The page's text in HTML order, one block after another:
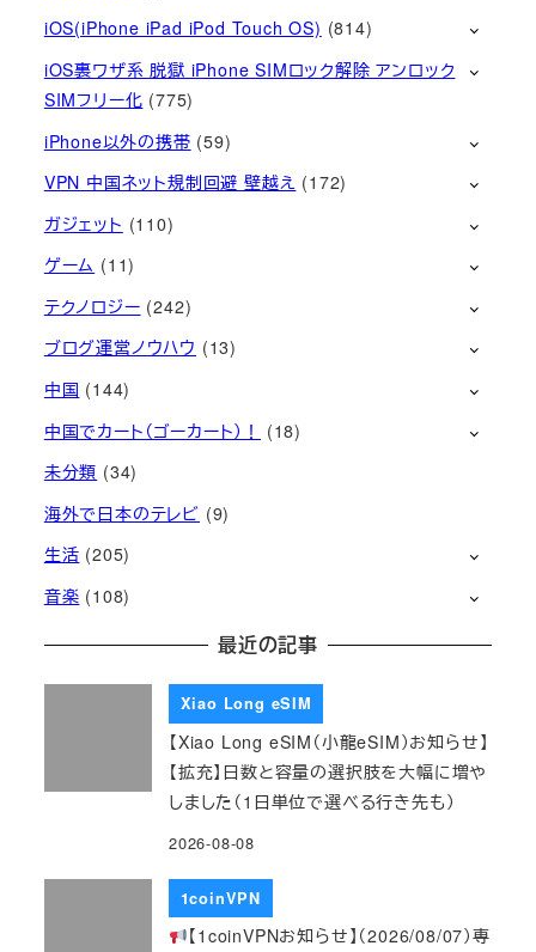
iOS(iPhone iPad iPod Touch OS) (814)
iOS裏ワザ系 脱獄 iPhone SIMロック解除 アンロック
SIMフリー化 (775)
iPhone以外の携帯 (59)
VPN 中国ネット規制回避 壁越え (172)
ガジェット (110)
ゲーム (11)
テクノロジー (242)
ブログ運営ノウハウ (13)
中国 (144)
中国でカート（ゴーカート）！
(18)
未分類 (34)
海外で日本のテレビ (9)
生活 (205)
音楽 (108)
最近の記事
Xiao Long eSIM
【Xiao Long eSIM（小龍eSIM）お知らせ】
【拡充】日数と容量の選択肢を大幅に増や
しました（1日単位で選べる行き先も）
2026-08-08
1coinVPN
【1coinVPNお知らせ】（2026/08/07）専